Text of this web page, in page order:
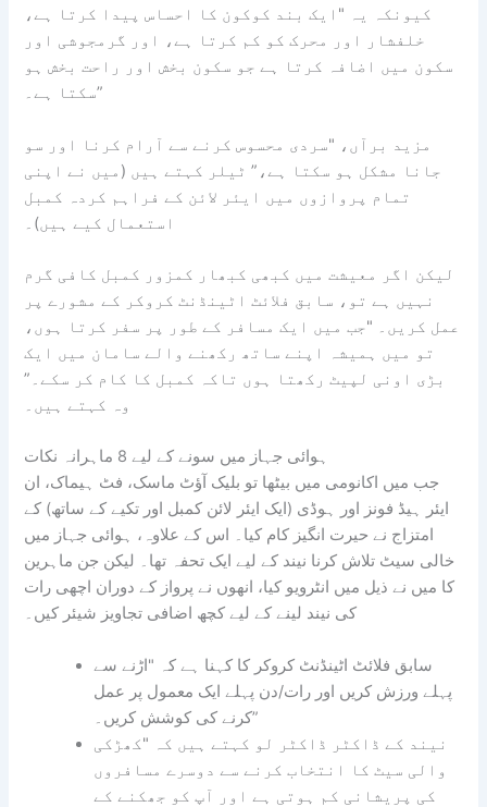
کیونکہ یہ "ایک بند کوکون کا احساس پیدا کرتا ہے،
خلفشار اور محرک کو کم کرتا ہے، اور گرمجوشی اور
سکون میں اضافہ کرتا ہے جو سکون بخش اور راحت بخش ہو
سکتا ہے۔”
مزید برآں، "سردی محسوس کرنے سے آرام کرنا اور سو
جانا مشکل ہو سکتا ہے،” ٹیلر کہتے ہیں (میں نے اپنی
تمام پروازوں میں ایئر لائن کے فراہم کردہ کمبل
استعمال کیے ہیں)۔
لیکن اگر معیشت میں کبھی کبھار کمزور کمبل کافی گرم
نہیں ہے تو، سابق فلائٹ اٹینڈنٹ کروکر کے مشورے پر
عمل کریں۔ "جب میں ایک مسافر کے طور پر سفر کرتا ہوں،
تو میں ہمیشہ اپنے ساتھ رکھنے والے سامان میں ایک
بڑی اونی لپیٹ رکھتا ہوں تاکہ کمبل کا کام کر سکے۔”
وہ کہتے ہیں۔
ہوائی جہاز میں سونے کے لیے 8 ماہرانہ نکات
جب میں اکانومی میں بیٹھا تو بلیک آؤٹ ماسک، فٹ ہیماک، ان
ایئر ہیڈ فونز اور ہوڈی (ایک ایئر لائن کمبل اور تکیے کے ساتھ) کے
امتزاج نے حیرت انگیز کام کیا۔ اس کے علاوہ، ہوائی جہاز میں
خالی سیٹ تلاش کرنا نیند کے لیے ایک تحفہ تھا۔ لیکن جن ماہرین
کا میں نے ذیل میں انٹرویو کیا، انھوں نے پرواز کے دوران اچھی رات
کی نیند لینے کے لیے کچھ اضافی تجاویز شیئر کیں۔
سابق فلائٹ اٹینڈنٹ کروکر کا کہنا ہے کہ "اڑنے سے
پہلے ورزش کریں اور رات/دن پہلے ایک معمول پر عمل
کرنے کی کوشش کریں۔”
نیند کے ڈاکٹر ڈاکٹر لو کہتے ہیں کہ "کھڑکی
والی سیٹ کا انتخاب کرنے سے دوسرے مسافروں
کی پریشانی کم ہوتی ہے اور آپ کو جھکنے کے